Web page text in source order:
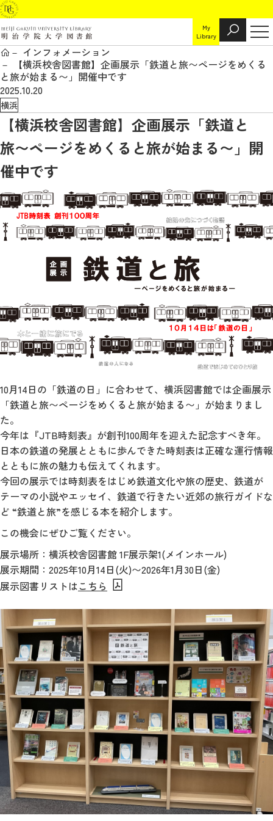
My
Library
インフォメーション
【横浜校舎図書館】企画展示「鉄道と旅〜ページをめくる
と旅が始まる〜」開催中です
2025.10.20
横浜
【横浜校舎図書館】企画展示「鉄道と
旅〜ページをめくると旅が始まる〜」開
催中です
10月14日の「鉄道の日」に合わせて、横浜図書館では企画展示
「鉄道と旅〜ページをめくると旅が始まる〜」が始まりまし
た。
今年は『JTB時刻表』が創刊100周年を迎えた記念すべき年。
日本の鉄道の発展とともに歩んできた時刻表は正確な運行情報
とともに旅の魅力も伝えてくれます。
今回の展示では時刻表をはじめ鉄道文化や旅の歴史、鉄道が
テーマの小説やエッセイ、鉄道で行きたい近郊の旅行ガイドな
ど “鉄道と旅”を感じる本を紹介します。
この機会にぜひご覧ください。
展示場所：横浜校舎図書館 1F展示架1(メインホール)
展示期間：2025年10月14日(火)〜2026年1月30日(金)
展示図書リストはこちら